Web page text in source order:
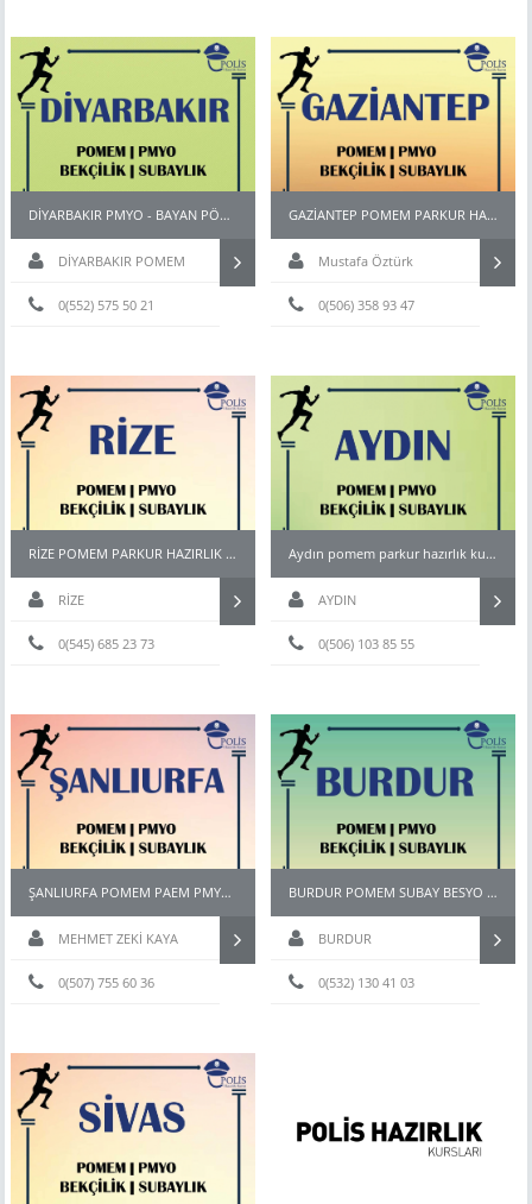
DİYARBAKIR PMYO - BAYAN PÖH - BEKÇİ - POMEM HAZIRLIK KURSU
DİYARBAKIR POMEM
HAZIRLIK KURSU
0(552) 575 50 21
GAZİANTEP POMEM PARKUR HAZIRLIK KURSU
Mustafa Öztürk
0(506) 358 93 47
RİZE POMEM PARKUR HAZIRLIK KURSU
RİZE
0(545) 685 23 73
Aydın pomem parkur hazırlık kursları
AYDIN
0(506) 103 85 55
ŞANLIURFA POMEM PAEM PMYO PÖH BEKÇİ KURSU
MEHMET ZEKİ KAYA
0(507) 755 60 36
BURDUR POMEM SUBAY BESYO HAZIRLIK KURSU
BURDUR
0(532) 130 41 03